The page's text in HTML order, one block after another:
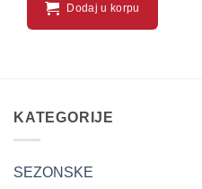
Dodaj u korpu
KATEGORIJE
SEZONSKE